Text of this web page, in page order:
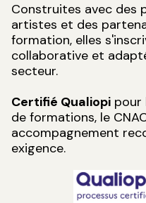
Construites avec des
artistes et des
formation, elles
collaborative et
secteur.
Certifié Qualiopi pour
de formations, le
accompagnement
exigence.